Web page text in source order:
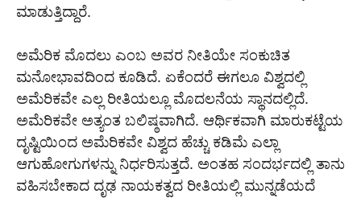
ಮಾಡುತ್ತಿದ್ದಾರೆ.
ಅಮೆರಿಕ ಮೊದಲು ಎಂಬ ಅವರ ನೀತಿಯೇ ಸಂಕುಚಿತ
ಮನೋಭಾವದಿಂದ ಕೂಡಿದೆ. ಏಕೆಂದರೆ ಈಗಲೂ ವಿಶ್ವದಲ್ಲಿ
ಅಮೆರಿಕವೇ ಎಲ್ಲ ರೀತಿಯಲ್ಲೂ ಮೊದಲನೆಯ ಸ್ಥಾನದಲ್ಲಿದೆ.
ಅಮೆರಿಕವೇ ಅತ್ಯಂತ ಬಲಿಷ್ಠವಾಗಿದೆ. ಆರ್ಥಿಕವಾಗಿ ಮಾರುಕಟ್ಟೆಯ
ದೃಷ್ಟಿಯಿಂದ ಅಮೆರಿಕವೇ ವಿಶ್ವದ ಹೆಚ್ಚು ಕಡಿಮೆ ಎಲ್ಲಾ
ಆಗುಹೋಗುಗಳನ್ನು ನಿರ್ಧರಿಸುತ್ತದೆ. ಅಂತಹ ಸಂದರ್ಭದಲ್ಲಿ ತಾನು
ವಹಿಸಬೇಕಾದ ದೃಢ ನಾಯಕತ್ವದ ರೀತಿಯಲ್ಲಿ ಮುನ್ನಡೆಯದೆ